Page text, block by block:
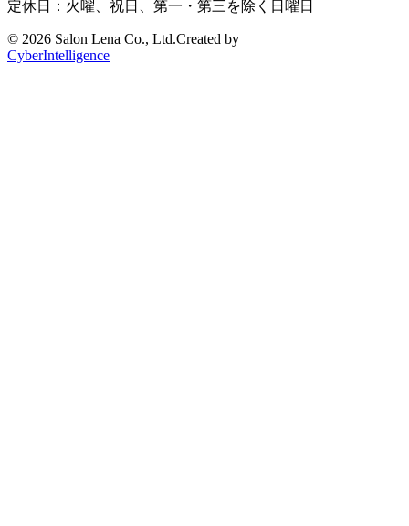
定休日：火曜、祝日、第一・第三を除く日曜日
© 2026 Salon Lena Co., Ltd.Created by
CyberIntelligence